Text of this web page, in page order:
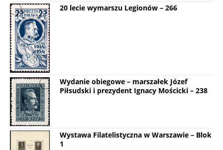
20 lecie wymarszu Legionów – 266
Wydanie obiegowe – marszałek Józef
Piłsudski i prezydent Ignacy Mościcki – 238
Wystawa Filatelistyczna w Warszawie – Blok
1